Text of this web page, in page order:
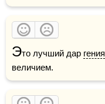
Это лучший дар гения
величием.